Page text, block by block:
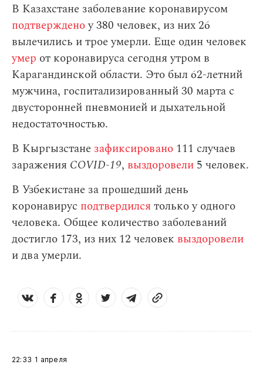
В Казахстане заболевание коронавирусом
подтвержденоу 380 человек, из них 26
вылечились и трое умерли. Еще один человек
умер от коронавируса сегодня утром в
Карагандинской области. Это был 62-летний
мужчина, госпитализированный 30 марта с
двусторонней пневмонией и дыхательной
недостаточностью.
В Кыргызстане зафиксировано 111 случаев
заражения СOVID-19, выздоровели 5 человек.
В Узбекистане за прошедший день
коронавирус подтвердился только у одного
человека. Общее количество заболеваний
достигло 173, из них 12 человек выздоровели
и два умерли.
22:33 1 апреля